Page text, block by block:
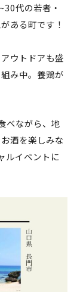
代の若者・
ある町です！
ウトドアも盛
み中。養鶏が
べながら、地
酒を楽しみな
ルイベントに